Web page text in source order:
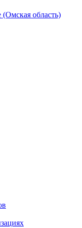
область)